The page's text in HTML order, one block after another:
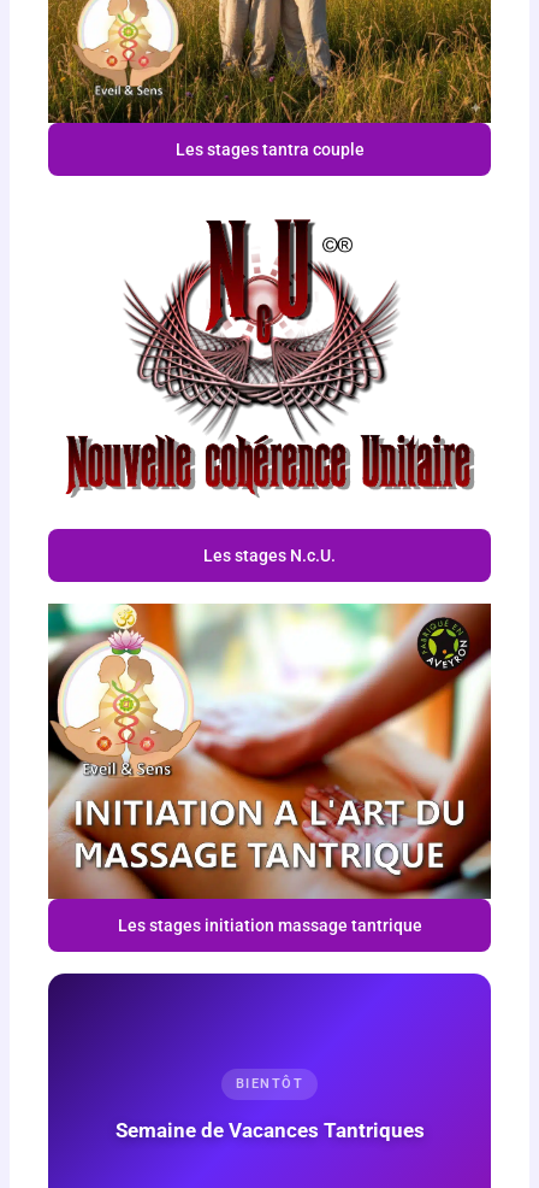
Les stages tantra couple
Les stages N.c.U.
Les stages initiation massage tantrique
BIENTÔT
Semaine de Vacances Tantriques